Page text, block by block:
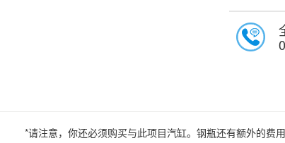
*请注意，你还必须购买与此项目汽缸。钢瓶还有额外的费